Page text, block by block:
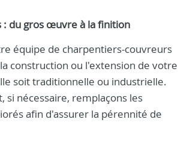
: du gros œuvre à la finition
équipe de charpentiers-couvreurs
construction ou l'extension de votre
soit traditionnelle ou industrielle.
si nécessaire, remplaçons les
afin d'assurer la pérennité de